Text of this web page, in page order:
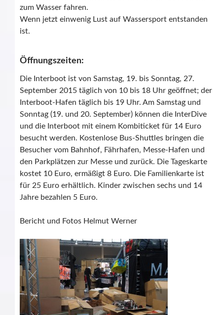
zum Wasser fahren.
Wenn jetzt einwenig Lust auf Wassersport entstanden
ist.
Öffnungszeiten:
Die Interboot ist von Samstag, 19. bis Sonntag, 27.
September 2015 täglich von 10 bis 18 Uhr geöffnet; der
Interboot-Hafen täglich bis 19 Uhr. Am Samstag und
Sonntag (19. und 20. September) können die InterDive
und die Interboot mit einem Kombiticket für 14 Euro
besucht werden. Kostenlose Bus-Shuttles bringen die
Besucher vom Bahnhof, Fährhafen, Messe-Hafen und
den Parkplätzen zur Messe und zurück. Die Tageskarte
kostet 10 Euro, ermäßigt 8 Euro. Die Familienkarte ist
für 25 Euro erhältlich. Kinder zwischen sechs und 14
Jahre bezahlen 5 Euro.
Bericht und Fotos Helmut Werner